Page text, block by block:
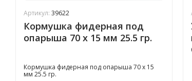
Артикул: 39622
Кормушка фидерная под
опарыша 70 х 15 мм 25.5 гр.
Кормушка фидерная под опарыша 70 х 15
мм 25.5 гр.